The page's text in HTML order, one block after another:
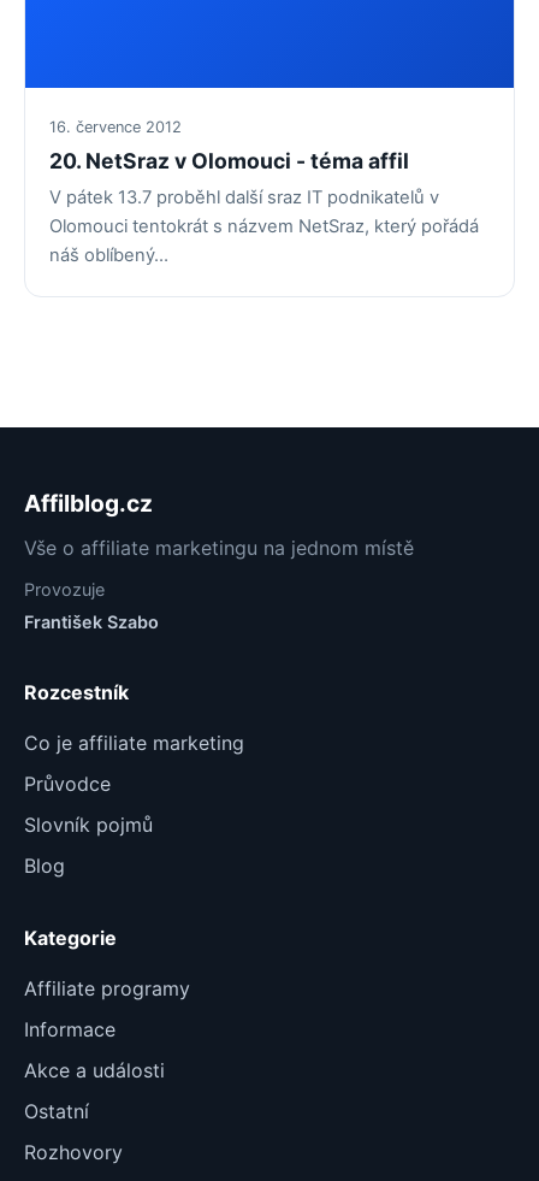
16. července 2012
20. NetSraz v Olomouci - téma affil
V pátek 13.7 proběhl další sraz IT podnikatelů v
Olomouci tentokrát s názvem NetSraz, který pořádá
náš oblíbený…
Affilblog.cz
Vše o affiliate marketingu na jednom místě
Provozuje
František Szabo
Rozcestník
Co je affiliate marketing
Průvodce
Slovník pojmů
Blog
Kategorie
Affiliate programy
Informace
Akce a události
Ostatní
Rozhovory